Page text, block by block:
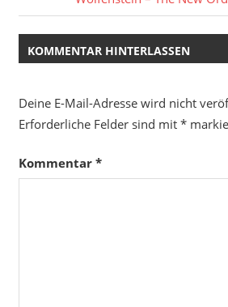
Beitrag:
KOMMENTAR HINTERLASSEN
Deine E-Mail-Adresse wird nicht
Erforderliche Felder sind mit *
Kommentar *